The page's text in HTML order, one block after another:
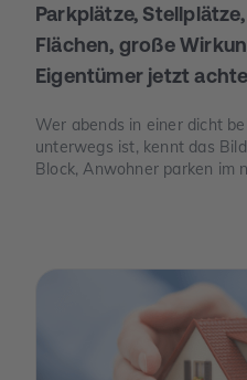
Parkplätze,
Flächen, große
Eigentümer jetzt
Wer abends in einer dicht
unterwegs ist, kennt das
Block, Anwohner parken im
und E-Mobilität den Wert
Garage verändern können.